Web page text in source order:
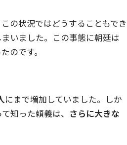
の状況ではどうすることもでき
まいました。この事態に朝廷は
のです。
にまで増加していました。しか
知った頼義は、 さらに大きな